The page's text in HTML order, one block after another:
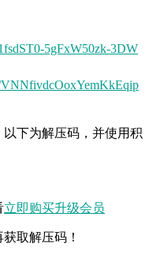
5gFxW50zk-3DW
VNNfivdcOoxYemKkEqip
下为解压码，并使用积
立即购买升级会员
取解压码！